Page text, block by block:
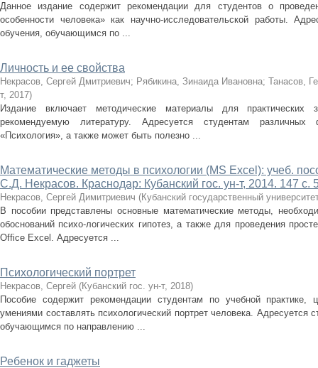
Данное издание содержит рекомендации для студентов о
особенности человека» как научно-исследовательской работы.
обучения, обучающимся по ...
Личность и ее свойства
Некрасов, Сергей Дмитриевич; Рябикина, Зинаида Ивановна; Танасов,
т, 2017)
Издание включает методические материалы для практических
рекомендуемую литературу. Адресуется студентам
«Психология», а также может быть полезно ...
Математические методы в психологии (MS Excel): учеб.
С.Д. Некрасов. Краснодар: Кубанский гос. ун-т, 2014. 147 с.
Некрасов, Сергей Димитриевич (Кубанский государственный университет
В пособии представлены основные математические методы,
обоснований психо-логических гипотез, а также для проведения
Office Excel. Адресуется ...
Психологический портрет
Некрасов, Сергей (Кубанский гос. ун-т, 2018)
Пособие содержит рекомендации студентам по учебной практике,
умениями составлять психологический портрет человека.
обучающимся по направлению ...
Ребенок и гаджеты